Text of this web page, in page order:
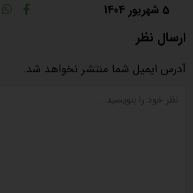
5 شهریور 1404
ارسال نظر
آدرس ایمیل شما منتشر نخواهد شد.